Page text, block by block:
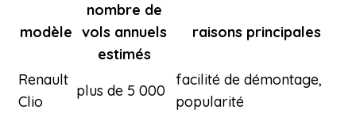
modèle
nombre de
vols annuels
estimés
raisons principales
Renault
Clio
plus de 5 000
facilité de démontage,
popularité